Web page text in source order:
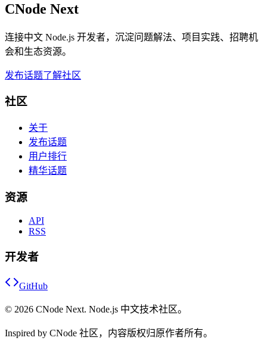
CNode Next
连接中文 Node.js 开发者，沉淀问题解法、项目实践、招聘机
会和生态资源。
发布话题了解社区
社区
关于
发布话题
用户排行
精华话题
资源
API
RSS
开发者
GitHub
© 2026 CNode Next. Node.js 中文技术社区。
Inspired by CNode 社区，内容版权归原作者所有。